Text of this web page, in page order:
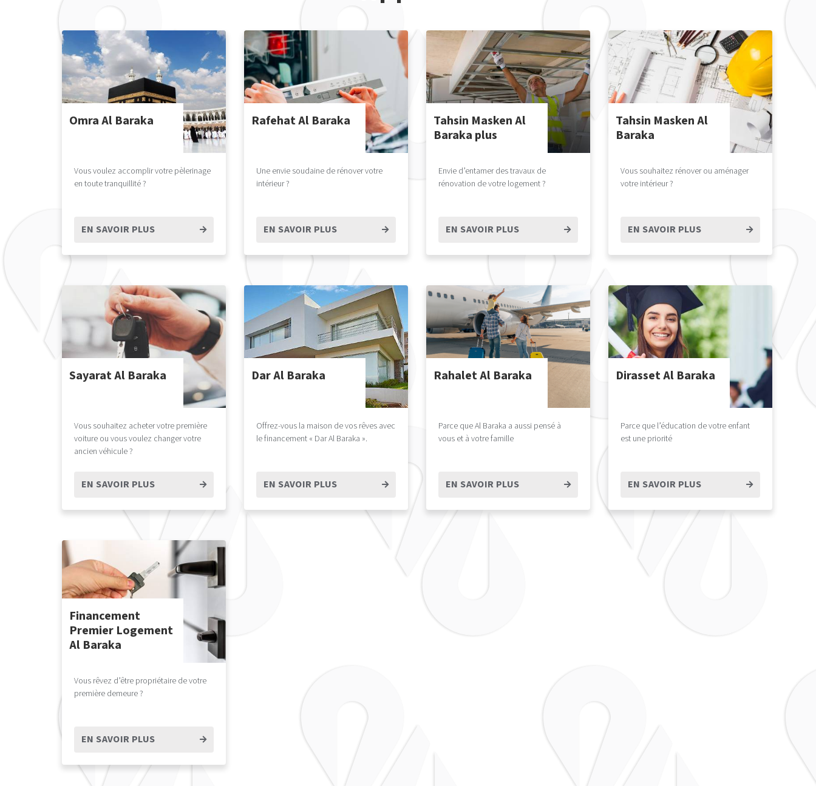
Omra Al Baraka
Vous voulez accomplir votre pèlerinage
en toute tranquillité ?
EN SAVOIR PLUS
Rafehat Al Baraka
Une envie soudaine de rénover votre
intérieur ?
EN SAVOIR PLUS
Tahsin Masken Al
Baraka plus
Envie d’entamer des travaux de
rénovation de votre logement ?
EN SAVOIR PLUS
Tahsin Masken Al
Baraka
Vous souhaitez rénover ou aménager
votre intérieur ?
EN SAVOIR PLUS
Sayarat Al Baraka
Vous souhaitez acheter votre première
voiture ou vous voulez changer votre
ancien véhicule ?
EN SAVOIR PLUS
Dar Al Baraka
Offrez-vous la maison de vos rêves avec
le financement « Dar Al Baraka ».
EN SAVOIR PLUS
Rahalet Al Baraka
Parce que Al Baraka a aussi pensé à
vous et à votre famille
EN SAVOIR PLUS
Dirasset Al Baraka
Parce que l’éducation de votre enfant
est une priorité
EN SAVOIR PLUS
Financement
Premier Logement
Al Baraka
Vous rêvez d’être propriétaire de votre
première demeure ?
EN SAVOIR PLUS